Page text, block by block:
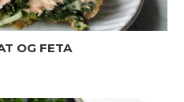
OG FETA